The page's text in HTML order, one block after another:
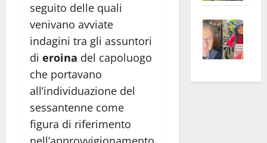
seguito delle quali
venivano avviate
indagini tra gli assuntori
di eroina del capoluogo
che portavano
all’individuazione del
sessantenne come
figura di riferimento
euro
apre